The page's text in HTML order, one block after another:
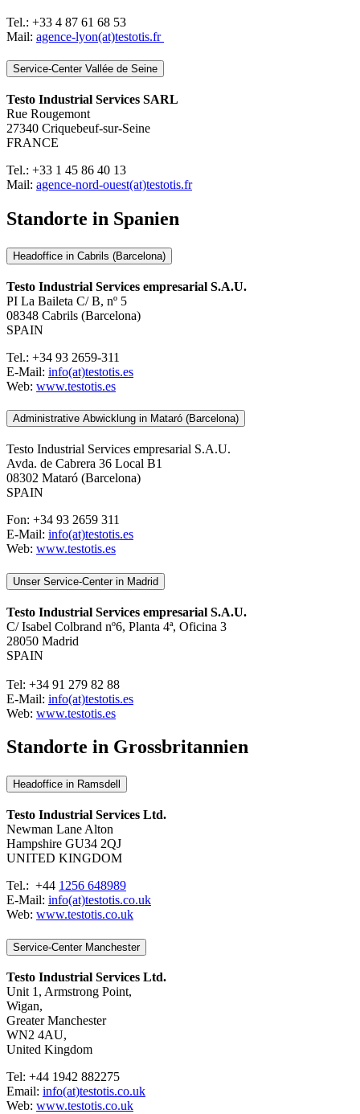
Tel.: +33 4 87 61 68 53
Mail: agence-lyon(at)testotis.fr
Service-Center Vallée de Seine
Testo Industrial Services SARL
Rue Rougemont
27340 Criquebeuf-sur-Seine
FRANCE
Tel.: +33 1 45 86 40 13
Mail: agence-nord-ouest(at)testotis.fr
Standorte in Spanien
Headoffice in Cabrils (Barcelona)
Testo Industrial Services empresarial S.A.U.
PI La Baileta C/ B, nº 5
08348 Cabrils (Barcelona)
SPAIN
Tel.: +34 93 2659-311
E-Mail: info(at)testotis.es
Web: www.testotis.es
Administrative Abwicklung in Mataró (Barcelona)
Testo Industrial Services empresarial S.A.U.
Avda. de Cabrera 36 Local B1
08302 Mataró (Barcelona)
SPAIN
Fon: +34 93 2659 311
E-Mail: info(at)testotis.es
Web: www.testotis.es
Unser Service-Center in Madrid
Testo Industrial Services empresarial S.A.U.
C/ Isabel Colbrand nº6, Planta 4ª, Oficina 3
­28050 Madrid
SPAIN
Tel: +34 91 279 82 88
E-Mail: info(at)testotis.es
Web: www.testotis.es
Standorte in Grossbritannien
Headoffice in Ramsdell
Testo Industrial Services Ltd.
Newman Lane Alton
Hampshire GU34 2QJ
UNITED KINGDOM
Tel.: +44 1256 648989
E-Mail: info(at)testotis.co.uk
Web: www.testotis.co.uk
Service-Center Manchester
Testo Industrial Services Ltd.
Unit 1, Armstrong Point,
Wigan,
Greater Manchester
WN2 4AU,
United Kingdom
Tel: +44 1942 882275
Email: info(at)testotis.co.uk
Web: www.testotis.co.uk